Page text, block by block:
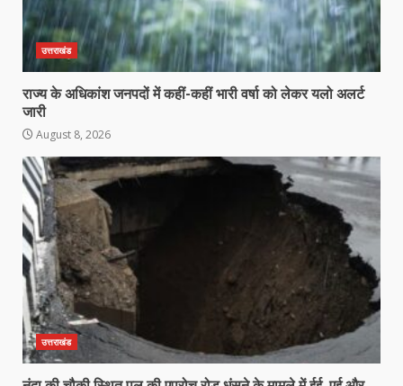
उत्तराखंड
राज्य के अधिकांश जनपदों में कहीं-कहीं भारी वर्षा को लेकर यलो अलर्ट
जारी
August 8, 2026
उत्तराखंड